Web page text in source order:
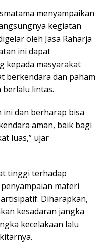
menyampaikan
kegiatan
oleh Jasa Raharja
ini dapat
kepada masyarakat
berkendara dan paham
lintas.
ini dan berharap bisa
aman, baik bagi
luas,” ujar
tinggi terhadap
materi
Diharapkan,
kesadaran jangka
kecelakaan lalu